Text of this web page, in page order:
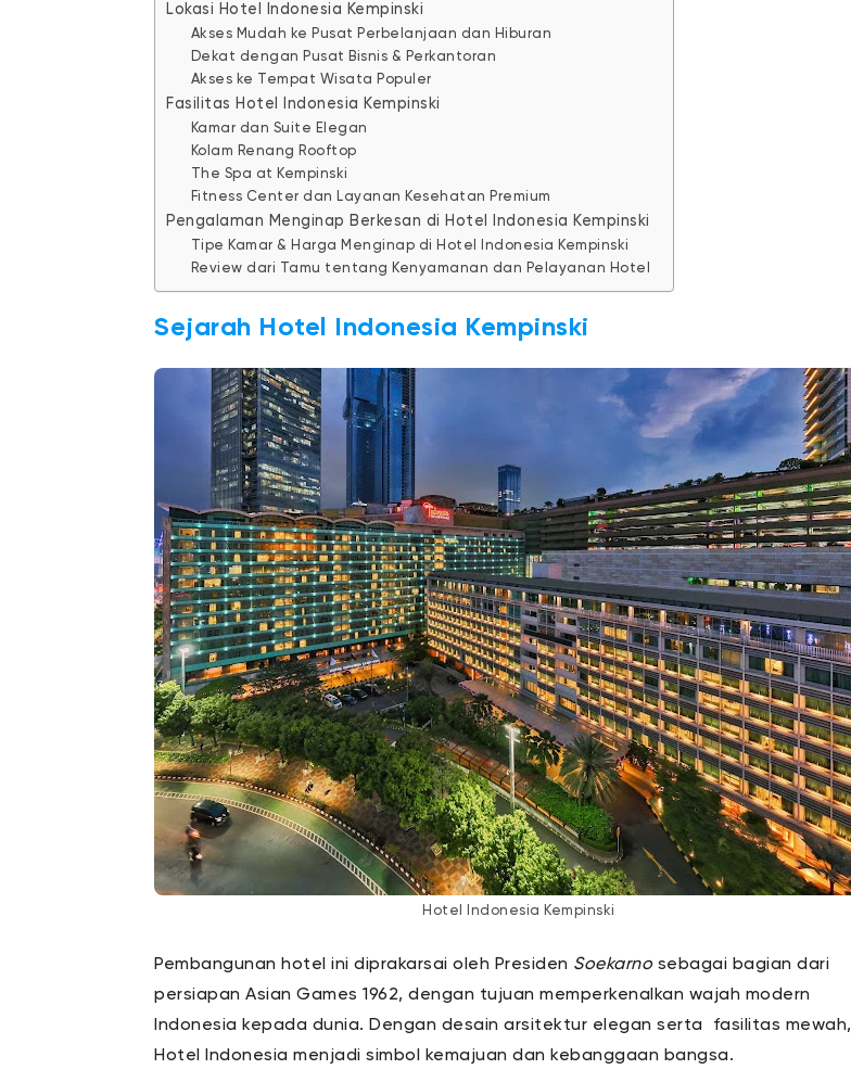
Lokasi Hotel Indonesia Kempinski
Akses Mudah ke Pusat Perbelanjaan dan Hiburan
Dekat dengan Pusat Bisnis & Perkantoran
Akses ke Tempat Wisata Populer
Fasilitas Hotel Indonesia Kempinski
Kamar dan Suite Elegan
Kolam Renang Rooftop
The Spa at Kempinski
Fitness Center dan Layanan Kesehatan Premium
Pengalaman Menginap Berkesan di Hotel Indonesia Kempinski
Tipe Kamar & Harga Menginap di Hotel Indonesia Kempinski
Review dari Tamu tentang Kenyamanan dan Pelayanan Hotel
Sejarah Hotel Indonesia Kempinski
Hotel Indonesia Kempinski
Pembangunan hotel ini diprakarsai oleh Presiden Soekarnosebagai bagian dari
persiapan Asian Games 1962, dengan tujuan memperkenalkan wajah modern
Indonesia kepada dunia. Dengan desain arsitektur elegan serta fasilitas mewah,
Hotel Indonesia menjadi simbol kemajuan dan kebanggaan bangsa.